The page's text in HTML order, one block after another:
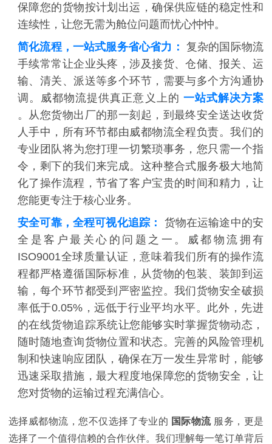
保障您的货物按计划出运，确保供应链的稳定性和
连续性，让您无需为舱位问题而忧心忡忡。
简化流程，一站式服务省心省力： 复杂的国际物流
手续常常让企业头疼，涉及接货、仓储、报关、运
输、清关、派送等多个环节，需要与多个方沟通协
调。威都物流提供真正意义上的 一站式解决方案
。从您货物出厂的那一刻起，到最终安全送达收货
人手中，所有环节都由威都物流全程负责。我们的
专业团队将为您打理一切繁琐事务，您只需一个指
令，剩下的我们来完成。这种整合式服务极大地简
化了操作流程，节省了客户宝贵的时间和精力，让
您能更专注于核心业务。
安全可靠，全程可视化追踪： 货物在运输途中的安
全是客户最关心的问题之一。威都物流拥有
ISO9001全球质量认证，意味着我们所有的操作流
程都严格遵循国际标准，从货物的包装、装卸到运
输，每个环节都受到严密监控。我们货物安全破损
率低于0.05%，远低于行业平均水平。此外，先进
的在线货物追踪系统让您能够实时掌握货物动态，
随时随地查询货物位置和状态。完善的风险管理机
制和快速响应团队，确保在万一发生异常时，能够
迅速采取措施，最大程度地保障您的货物安全，让
您对货物的运输过程充满信心。
选择威都物流，您不仅选择了专业的 国际物流 服务，更是
选择了一个值得信赖的合作伙伴。我们理解每一笔订单背后